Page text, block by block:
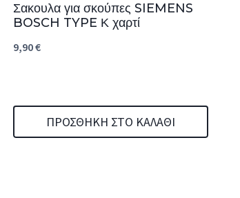
Σακουλα για σκούπες SIEMENS
BOSCH TYPE Κ χαρτί
9,90€
ΠΡΟΣΘΉΚΗ ΣΤΟ ΚΑΛΆΘΙ